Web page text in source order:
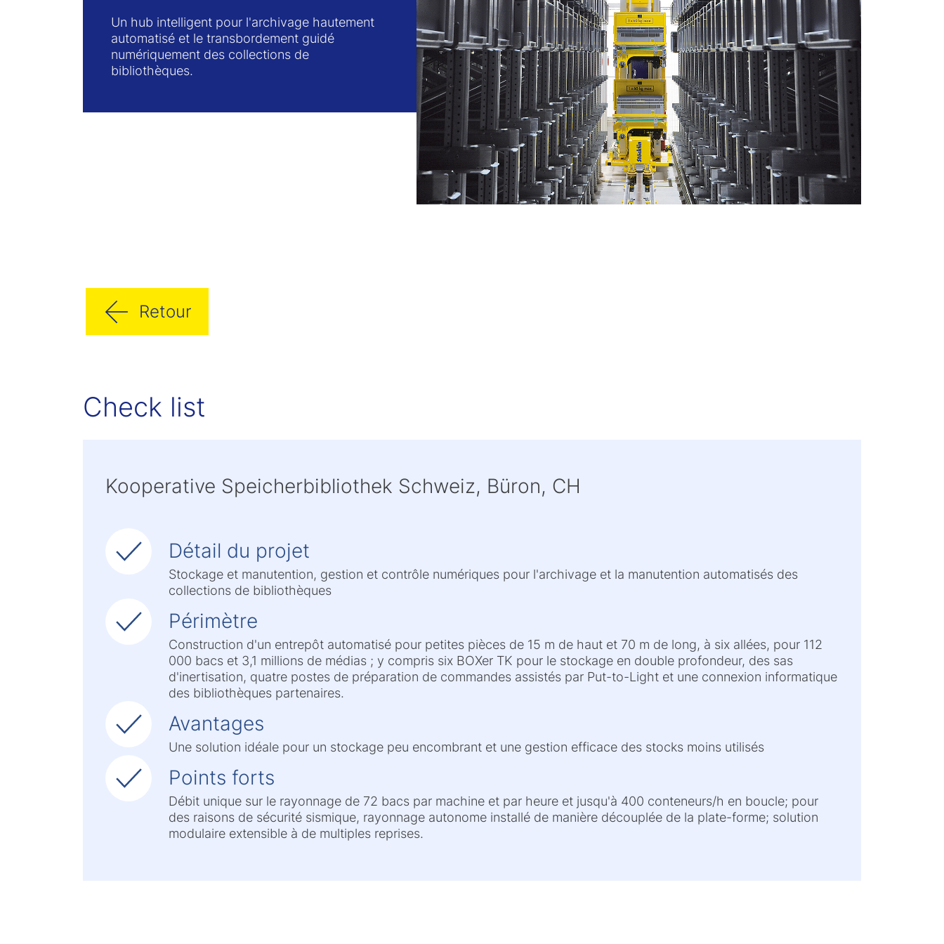
Un hub intelligent pour l'archivage hautement
automatisé et le transbordement guidé
numériquement des collections de
bibliothèques.
Retour
Check list
Kooperative Speicherbibliothek Schweiz, Büron, CH
Détail du projet
Stockage et manutention, gestion et contrôle numériques pour l'archivage et la manutention automatisés des
collections de bibliothèques
Périmètre
Construction d'un entrepôt automatisé pour petites pièces de 15 m de haut et 70 m de long, à six allées, pour 112
000 bacs et 3,1 millions de médias ; y compris six BOXer TK pour le stockage en double profondeur, des sas
d'inertisation, quatre postes de préparation de commandes assistés par Put-to-Light et une connexion informatique
des bibliothèques partenaires.
Avantages
Une solution idéale pour un stockage peu encombrant et une gestion efficace des stocks moins utilisés
Points forts
Débit unique sur le rayonnage de 72 bacs par machine et par heure et jusqu'à 400 conteneurs/h en boucle; pour
des raisons de sécurité sismique, rayonnage autonome installé de manière découplée de la plate-forme; solution
modulaire extensible à de multiples reprises.